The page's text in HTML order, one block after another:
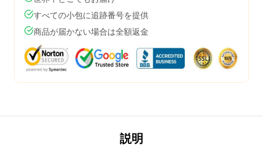
すべての小包に追跡番号を提供
商品が届かない場合は全額返金
説明